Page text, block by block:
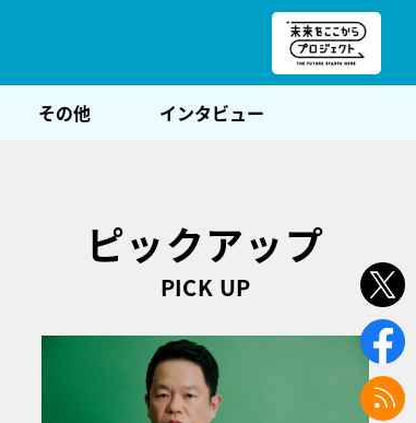
その他 インタビュー
ピックアップ
PICK UP